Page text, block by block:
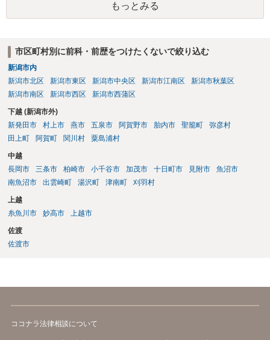
もっとみる
市区町村別に前科・前歴をつけたくないで絞り込む
新潟市内
新潟市北区
新潟市東区 新潟市中央区 新潟市江南区
新潟市秋葉区
新潟市南区
新潟市西区 新潟市西蒲区
下越 (新潟市外)
新発田市
村上市 燕市 五泉市 阿賀野市 胎内市 聖籠町
弥彦村
田上町
阿賀町 関川村 粟島浦村
中越
長岡市
三条市 柏崎市 小千谷市 加茂市 十日町市 見附市
魚沼市
南魚沼市
出雲崎町 湯沢町 津南町 刈羽村
上越
糸魚川市
妙高市 上越市
佐渡
佐渡市
ココナラ法律相談について